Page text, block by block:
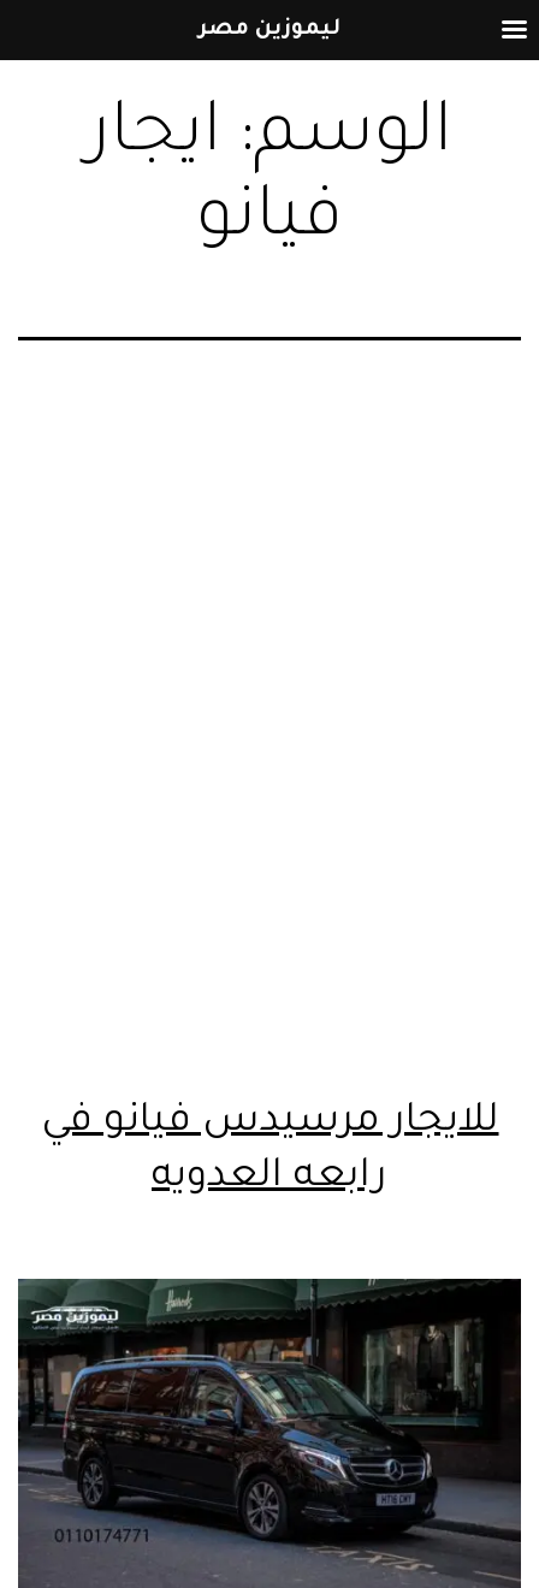
إلى
المحتوىالوسم: ايجار
فيانو
للايجار مرسيدس فيانو في
رابعه العدويه
ليموزين مصر